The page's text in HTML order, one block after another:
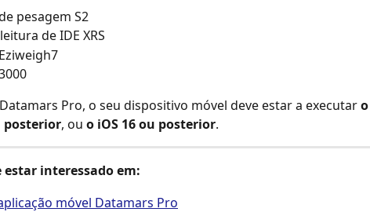
pesagem S2
de IDE XRS
Pro, o seu dispositivo móvel deve estar a executar o
posterior, ou o iOS 16 ou posterior.
estar interessado em:
móvel Datamars Pro